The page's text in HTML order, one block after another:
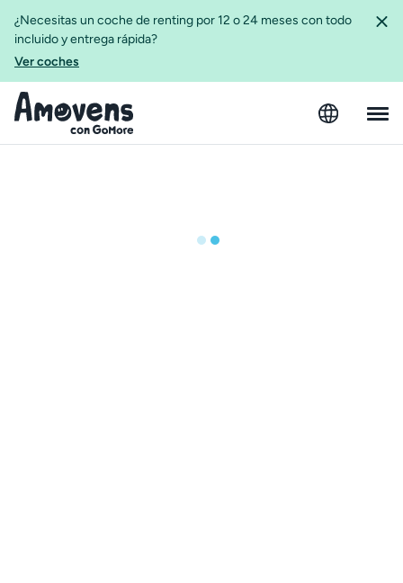
¿Necesitas un coche de renting por 12 o 24 meses con todo
incluido y entrega rápida?
Ver coches